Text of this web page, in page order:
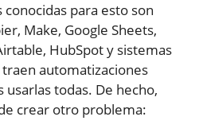
para esto son
Make, Google Sheets,
HubSpot y sistemas
automatizaciones
todas. De hecho,
crear otro problema: